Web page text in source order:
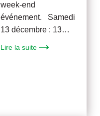
week-end
événement. Samedi
13 décembre : 13…
Lire la suite